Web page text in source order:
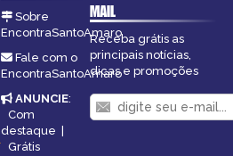
Sobre
EncontraSantoAmaro
Fale com o
EncontraSantoAmaro
ANUNCIE:
Com
destaque |
Grátis
MAIL
Receba grátis as
principais notícias,
dicas e promoções